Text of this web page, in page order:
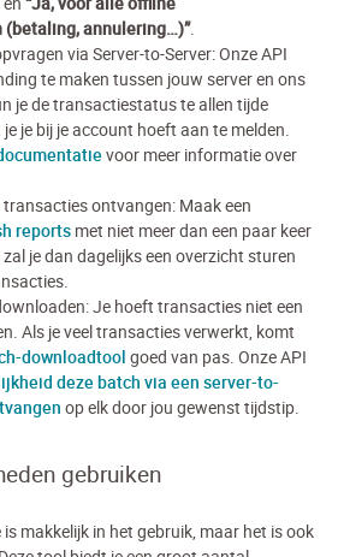
annulering…)”.
via Server-to-Server: Onze API
te maken tussen jouw server en ons
je de transactiestatus te allen tijde
je bij je account hoeft aan te melden.
voor meer informatie over
transacties ontvangen: Maak een
reports met niet meer dan een paar keer
je dan dagelijks een overzicht sturen
Je hoeft transacties niet een
Als je veel transacties verwerkt, komt
downloadtool goed van pas. Onze API
deze batch via een server-to-
op elk door jou gewenst tijdstip.
gebruiken
makkelijk in het gebruik, maar het is ook